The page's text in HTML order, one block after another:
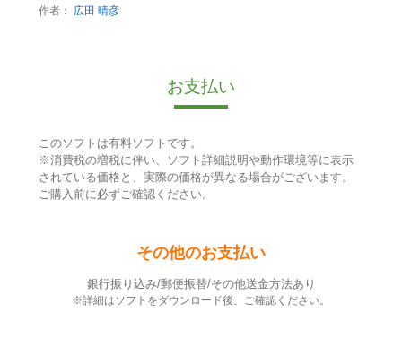
作者：
広田 晴彦
お支払い
このソフトは有料ソフトです。
※消費税の増税に伴い、ソフト詳細説明や動作環境等に表示
されている価格と、実際の価格が異なる場合がございます。
ご購入前に必ずご確認ください。
その他のお支払い
銀行振り込み/郵便振替/その他送金方法あり
※詳細はソフトをダウンロード後、ご確認ください。